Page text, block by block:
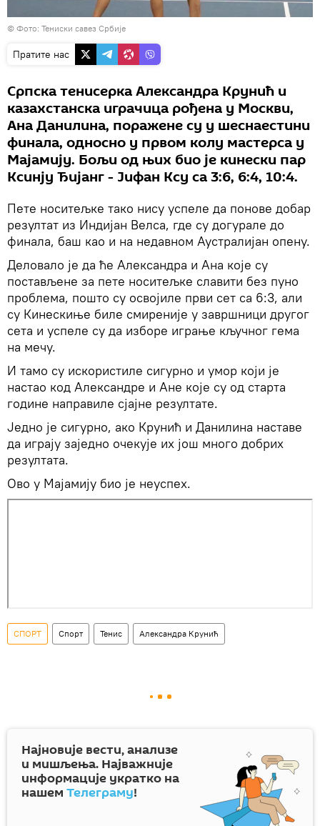
© Фото: Тениски савез Србије
Пратите нас
Српска тенисерка Александра Крунић и
казахстанска играчица рођена у Москви,
Ана Данилина, поражене су у шеснаестини
финала, односно у првом колу мастерса у
Мајамију. Бољи од њих био је кинески пар
Ксинју Ђијанг - Јифан Ксу са 3:6, 6:4, 10:4.
Пете носитељке тако нису успеле да понове добар
резултат из Индијан Велса, где су догурале до
финала, баш као и на недавном Аустралијан опену.
Деловало је да ће Александра и Ана које су
постављене за пете носитељке славити без пуно
проблема, пошто су освојиле први сет са 6:3, али
су Кинескиње биле смиреније у завршници другог
сета и успеле су да изборе играње кључног гема
на мечу.
И тамо су искористиле сигурно и умор који је
настао код Александре и Ане које су од старта
године направиле сјајне резултате.
Једно је сигурно, ако Крунић и Данилина наставе
да играју заједно очекује их још много добрих
резултата.
Ово у Мајамију био је неуспех.
СПОРТ Спорт Тенис Александра Крунић
Најновије вести, анализе
и мишљења. Најважније
информације укратко на
нашем Телеграму!